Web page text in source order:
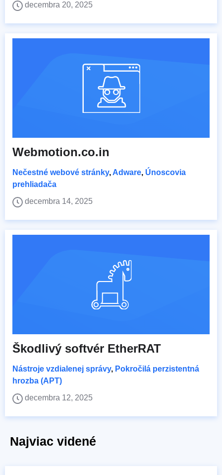
decembra 20, 2025
Webmotion.co.in
Nečestné webové stránky, Adware, Únoscovia
prehliadača
decembra 14, 2025
Škodlivý softvér EtherRAT
Nástroje vzdialenej správy, Pokročilá perzistentná
hrozba (APT)
decembra 12, 2025
Najviac videné